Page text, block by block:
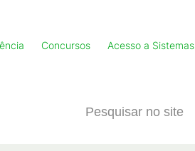
Concursos Acesso a Sistemas